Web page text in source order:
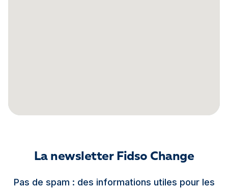
La newsletter Fidso Change
Pas de spam : des informations utiles pour les